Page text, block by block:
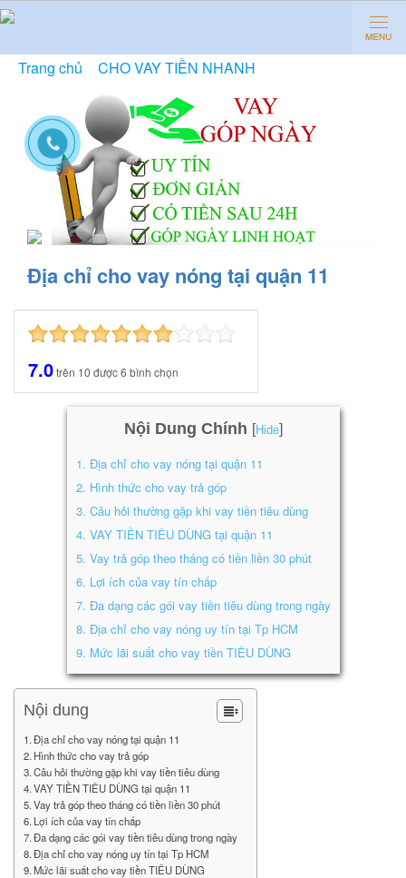
Trang chủ CHO VAY TIỀN NHANH
Địa chỉ cho vay nóng tại quận 11
7.0trên 10 được6 bình chọn
Nội Dung Chính [Hide]
1. Địa chỉ cho vay nóng tại quận 11
2. Hình thức cho vay trả góp
3. Câu hỏi thường gặp khi vay tiền tiêu dùng
4. VAY TIỀN TIÊU DÙNG tại quận 11
5. Vay trả góp theo tháng có tiền liền 30 phút
6. Lợi ích của vay tín chấp
7. Đa dạng các gói vay tiền tiêu dùng trong ngày
8. Địa chỉ cho vay nóng uy tín tại Tp HCM
9. Mức lãi suất cho vay tiền TIÊU DÙNG
Nội dung
Địa chỉ cho vay nóng tại quận 11
Hình thức cho vay trả góp
Câu hỏi thường gặp khi vay tiền tiêu dùng
VAY TIỀN TIÊU DÙNG tại quận 11
Vay trả góp theo tháng có tiền liền 30 phút
Lợi ích của vay tín chấp
Đa dạng các gói vay tiền tiêu dùng trong ngày
Địa chỉ cho vay nóng uy tín tại Tp HCM
Mức lãi suất cho vay tiền TIÊU DÙNG